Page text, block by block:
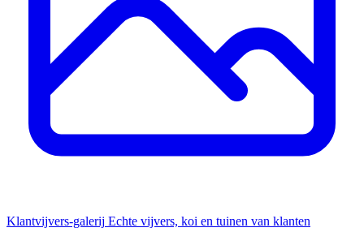
Klantvijvers-galerij Echte vijvers, koi en tuinen van klanten